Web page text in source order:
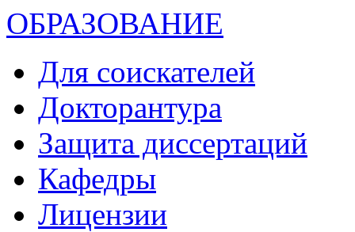
ОБРАЗОВАНИЕ
Для соискателей
Докторантура
Защита диссертаций
Кафедры
Лицензии